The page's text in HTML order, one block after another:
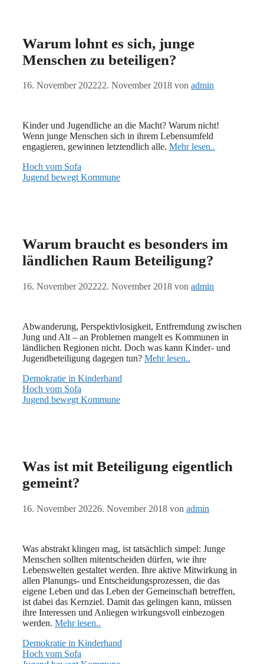
Warum lohnt es sich, junge
Menschen zu beteiligen?
16. November 202222. November 2018 von admin
Kinder und Jugendliche an die Macht? Warum nicht!
Wenn junge Menschen sich in ihrem Lebensumfeld
engagieren, gewinnen letztendlich alle. Mehr lesen..
Hoch vom Sofa
Jugend bewegt Kommune
Warum braucht es besonders im
ländlichen Raum Beteiligung?
16. November 202222. November 2018 von admin
Abwanderung, Perspektivlosigkeit, Entfremdung zwischen
Jung und Alt – an Problemen mangelt es Kommunen in
ländlichen Regionen nicht. Doch was kann Kinder- und
Jugendbeteiligung dagegen tun? Mehr lesen..
Demokratie in Kinderhand
Hoch vom Sofa
Jugend bewegt Kommune
Was ist mit Beteiligung eigentlich
gemeint?
16. November 20226. November 2018 von admin
Was abstrakt klingen mag, ist tatsächlich simpel: Junge
Menschen sollten mitentscheiden dürfen, wie ihre
Lebenswelten gestaltet werden. Ihre aktive Mitwirkung in
allen Planungs- und Entscheidungsprozessen, die das
eigene Leben und das Leben der Gemeinschaft betreffen,
ist dabei das Kernziel. Damit das gelingen kann, müssen
ihre Interessen und Anliegen wirkungsvoll einbezogen
werden. Mehr lesen..
Demokratie in Kinderhand
Hoch vom Sofa